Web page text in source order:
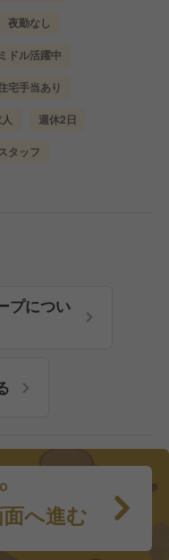
夜勤なし
ドル活躍中
宅手当あり
週休2日
タッフ
プについ
へ進む